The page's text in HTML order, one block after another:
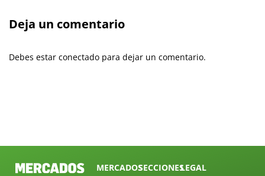
Deja un comentario
Debes estar conectado para dejar un comentario.
MERCADOSSECCIONESLEGAL